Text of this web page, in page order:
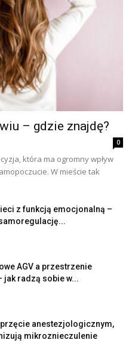
– gdzie znajdę?
0
która ma ogromny wpływ
W mieście tak
z funkcją emocjonalną –
AGV a przestrzenie
jak radzą sobie w...
anestezjologicznym,
mikroznieczulenie